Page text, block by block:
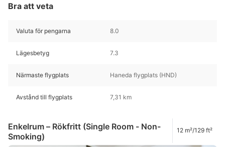
Bra att veta
Valuta för pengarna 8.0
Lägesbetyg 7.3
Närmaste flygplats Haneda flygplats (HND)
Avstånd till flygplats 7,31 km
Enkelrum – Rökfritt (Single Room - Non-
Smoking)
12 m²/129 ft²